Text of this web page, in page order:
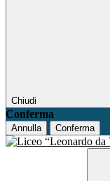
Chiudi
Conferma
Annulla Conferma